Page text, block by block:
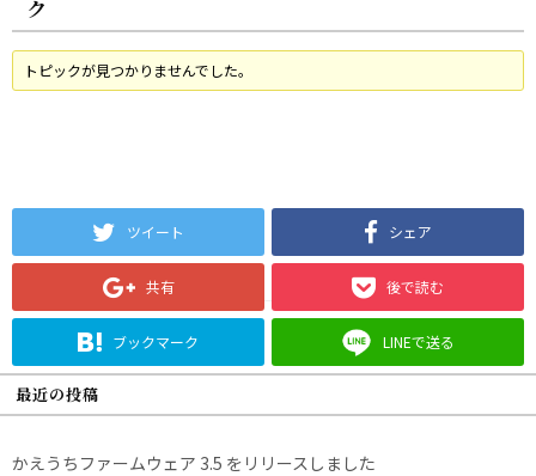
ク
トピックが見つかりませんでした。
ツイート シェア
共有 後で読む
ブックマーク LINEで送る
最近の投稿
かえうちファームウェア 3.5 をリリースしました